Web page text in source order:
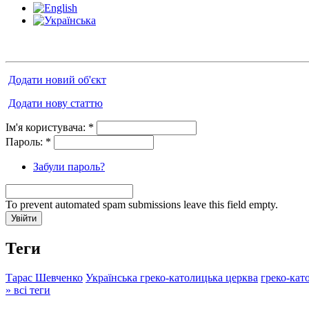
Додати новий об'єкт
Додати нову статтю
Ім'я користувача: *
Пароль: *
Забули пароль?
To prevent automated spam submissions leave this field empty.
Теги
Тарас Шевченко Українська греко-католицька церква греко-
» всі теги